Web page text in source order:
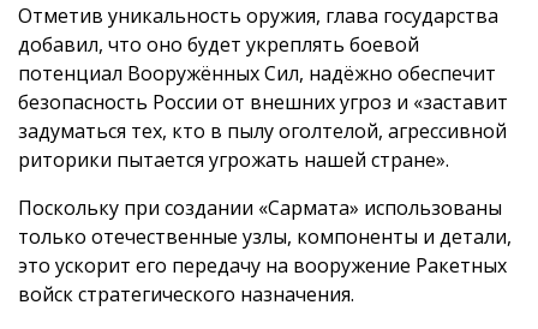
Отметив уникальность оружия, глава государства
добавил, что оно будет укреплять боевой
потенциал Вооружённых Сил, надёжно обеспечит
безопасность России от внешних угроз и «заставит
задуматься тех, кто в пылу оголтелой, агрессивной
риторики пытается угрожать нашей стране».
Поскольку при создании «Сармата» использованы
только отечественные узлы, компоненты и детали,
это ускорит его передачу на вооружение Ракетных
войск стратегического назначения.